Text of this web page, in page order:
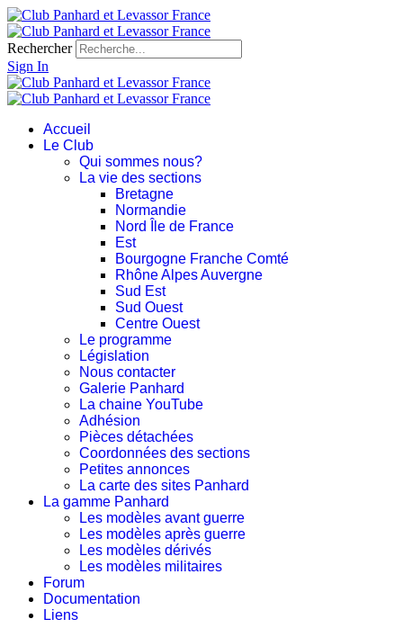
Rechercher
Sign In
Accueil
Le Club
Qui sommes nous?
La vie des sections
Bretagne
Normandie
Nord Île de France
Est
Bourgogne Franche Comté
Rhône Alpes Auvergne
Sud Est
Sud Ouest
Centre Ouest
Le programme
Législation
Nous contacter
Galerie Panhard
La chaine YouTube
Adhésion
Pièces détachées
Coordonnées des sections
Petites annonces
La carte des sites Panhard
La gamme Panhard
Les modèles avant guerre
Les modèles après guerre
Les modèles dérivés
Les modèles militaires
Forum
Documentation
Liens